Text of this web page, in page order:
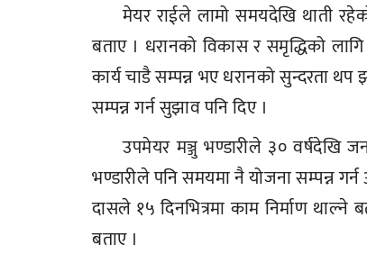
मेयर राईले लामो समयदेखि थाती
बताए । धरानको विकास र समृद्धिको
कार्य चाडै सम्पन्न भए धरानको सुन्दरता
सम्पन्न गर्न सुझाव पनि दिए ।
उपमेयर मञ्जु भण्डारीले ३० वर्षदेखि
भण्डारीले पनि समयमा नै योजना सम्पन्न
दासले १५ दिनभित्रमा काम निर्माण थाल्ने
बताए ।